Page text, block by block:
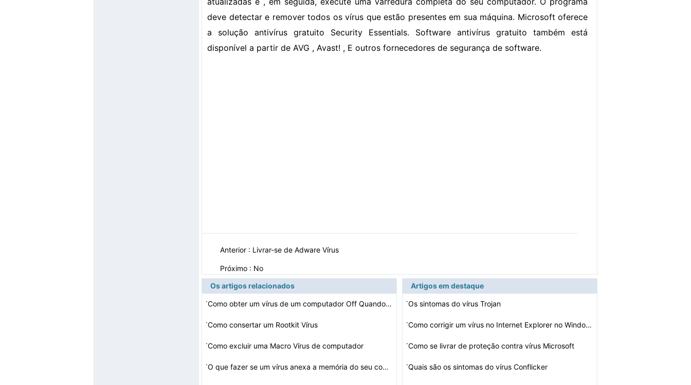
deve detectar e remover todos os vírus que estão presentes em sua máquina. Microsoft oferece
a solução antivírus gratuito Security Essentials. Software antivírus gratuito também está
disponível a partir de AVG , Avast! , E outros fornecedores de segurança de software.
Anterior : Livrar-se de Adware Vírus
Próximo : No
Os artigos relacionados
·
Como obter um vírus de um computador Off Quando uma te…
·Como consertar um Rootkit Vírus
·Como excluir uma Macro Vírus de computador
· O que fazer se um vírus anexa a memória do seu comput…
Artigos em destaque
·Os sintomas do vírus Trojan
· Como corrigir um vírus no Internet Explorer no Windows…
·Como se livrar de proteção contra vírus Microsoft
·Quais são os sintomas do vírus Conflicker